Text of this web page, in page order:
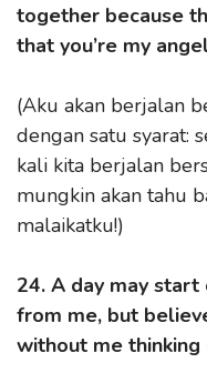
together because
that you’re my
(Aku akan berjalan
dengan satu syarat:
kali kita berjalan
mungkin akan tahu
malaikatku!)
24. A day may
from me, but
without me thinking